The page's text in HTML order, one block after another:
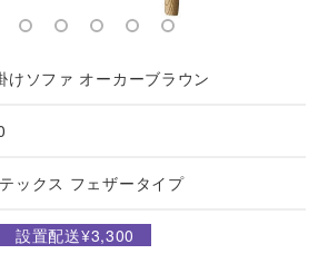
けソファ オーカーブラウン
ックス フェザータイプ
設置配送¥3,300